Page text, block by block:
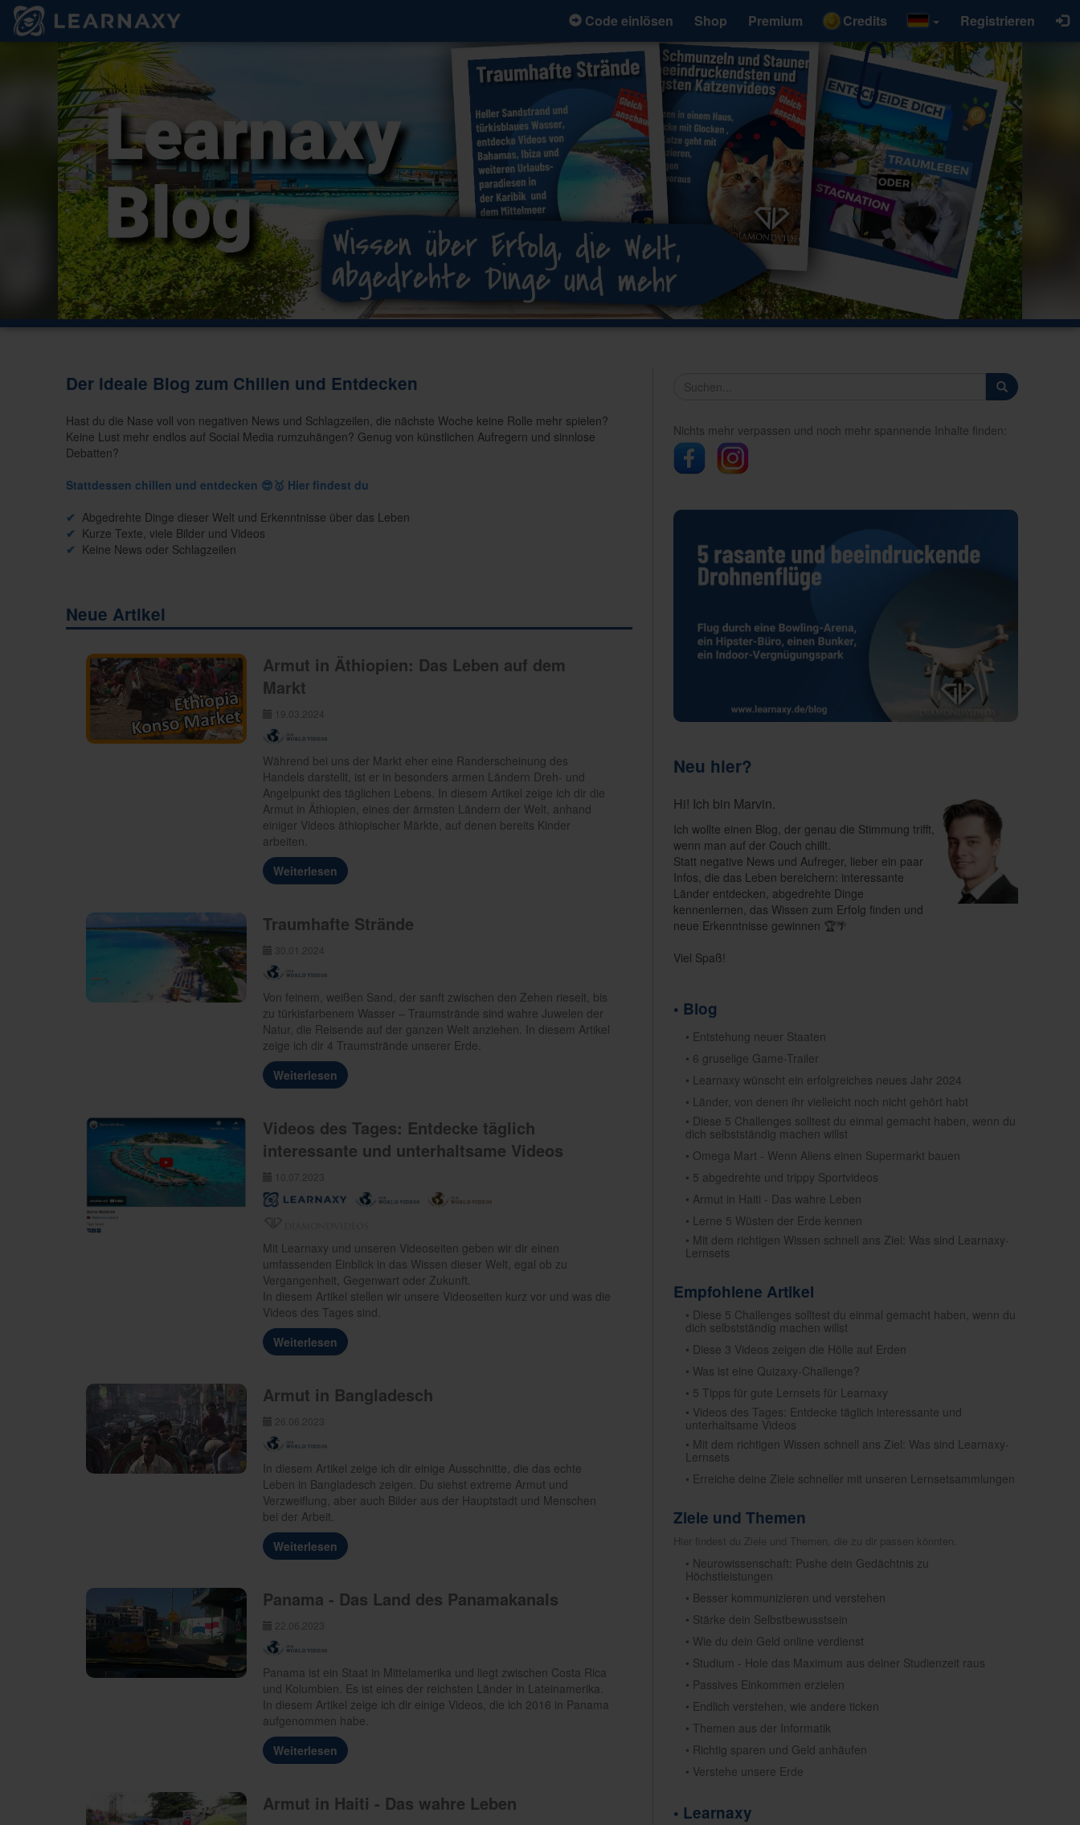
Code einlösen Shop Premium Credits Registrieren
Der ideale Blog zum Chillen und Entdecken
Hast du die Nase voll von negativen News und Schlagzeilen, die nächste Woche keine Rolle mehr spielen?
Keine Lust mehr endlos auf Social Media rumzuhängen? Genug von künstlichen Aufregern und sinnlose
Debatten?
Stattdessen chillen und entdecken 😎🥇 Hier findest du
✔ Abgedrehte Dinge dieser Welt und Erkenntnisse über das Leben
✔ Kurze Texte, viele Bilder und Videos
✔ Keine News oder Schlagzeilen
Neue Artikel
Armut in Äthiopien: Das Leben auf dem
Markt
19.03.2024
Während bei uns der Markt eher eine Randerscheinung des
Handels darstellt, ist er in besonders armen Ländern Dreh- und
Angelpunkt des täglichen Lebens. In diesem Artikel zeige ich dir die
Armut in Äthiopien, eines der ärmsten Ländern der Welt, anhand
einiger Videos äthiopischer Märkte, auf denen bereits Kinder
arbeiten.
Weiterlesen
Traumhafte Strände
30.01.2024
Von feinem, weißen Sand, der sanft zwischen den Zehen rieselt, bis
zu türkisfarbenem Wasser – Traumstrände sind wahre Juwelen der
Natur, die Reisende auf der ganzen Welt anziehen. In diesem Artikel
zeige ich dir 4 Traumstrände unserer Erde.
Weiterlesen
Videos des Tages: Entdecke täglich
interessante und unterhaltsame Videos
10.07.2023
Mit Learnaxy und unseren Videoseiten geben wir dir einen
umfassenden Einblick in das Wissen dieser Welt, egal ob zu
Vergangenheit, Gegenwart oder Zukunft.
In diesem Artikel stellen wir unsere Videoseiten kurz vor und was die
Videos des Tages sind.
Weiterlesen
Armut in Bangladesch
26.06.2023
In diesem Artikel zeige ich dir einige Ausschnitte, die das echte
Leben in Bangladesch zeigen. Du siehst extreme Armut und
Verzweiflung, aber auch Bilder aus der Hauptstadt und Menschen
bei der Arbeit.
Weiterlesen
Panama - Das Land des Panamakanals
22.06.2023
Panama ist ein Staat in Mittelamerika und liegt zwischen Costa Rica
und Kolumbien. Es ist eines der reichsten Länder in Lateinamerika.
In diesem Artikel zeige ich dir einige Videos, die ich 2016 in Panama
aufgenommen habe.
Weiterlesen
Armut in Haiti - Das wahre Leben
Nichts mehr verpassen und noch mehr spannende Inhalte finden:
Neu hier?
Hi! Ich bin Marvin.
Ich wollte einen Blog, der genau die Stimmung trifft,
wenn man auf der Couch chillt.
Statt negative News und Aufreger, lieber ein paar
Infos, die das Leben bereichern: interessante
Länder entdecken, abgedrehte Dinge
kennenlernen, das Wissen zum Erfolg finden und
neue Erkenntnisse gewinnen 🏆🌴
Viel Spaß!
• Blog
• Entstehung neuer Staaten
• 6 gruselige Game-Trailer
• Learnaxy wünscht ein erfolgreiches neues Jahr 2024
• Länder, von denen ihr vielleicht noch nicht gehört habt
• Diese 5 Challenges solltest du einmal gemacht haben, wenn du
dich selbstständig machen willst
• Omega Mart - Wenn Aliens einen Supermarkt bauen
• 5 abgedrehte und trippy Sportvideos
• Armut in Haiti - Das wahre Leben
• Lerne 5 Wüsten der Erde kennen
• Mit dem richtigen Wissen schnell ans Ziel: Was sind Learnaxy-
Lernsets
Empfohlene Artikel
• Diese 5 Challenges solltest du einmal gemacht haben, wenn du
dich selbstständig machen willst
• Diese 3 Videos zeigen die Hölle auf Erden
• Was ist eine Quizaxy-Challenge?
• 5 Tipps für gute Lernsets für Learnaxy
• Videos des Tages: Entdecke täglich interessante und
unterhaltsame Videos
• Mit dem richtigen Wissen schnell ans Ziel: Was sind Learnaxy-
Lernsets
• Erreiche deine Ziele schneller mit unseren Lernsetsammlungen
Ziele und Themen
Hier findest du Ziele und Themen, die zu dir passen könnten.
• Neurowissenschaft: Pushe dein Gedächtnis zu
Höchstleistungen
• Besser kommunizieren und verstehen
• Stärke dein Selbstbewusstsein
• Wie du dein Geld online verdienst
• Studium - Hole das Maximum aus deiner Studienzeit raus
• Passives Einkommen erzielen
• Endlich verstehen, wie andere ticken
• Themen aus der Informatik
• Richtig sparen und Geld anhäufen
• Verstehe unsere Erde
• Learnaxy